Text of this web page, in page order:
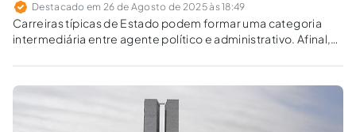
Destacado em 26 de Agosto de 2025 às 18:49
Carreiras típicas de Estado podem formar uma categoria
intermediária entre agente político e administrativo. Afinal,
comuns?